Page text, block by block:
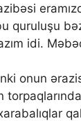
quruluşu
idi.
onun